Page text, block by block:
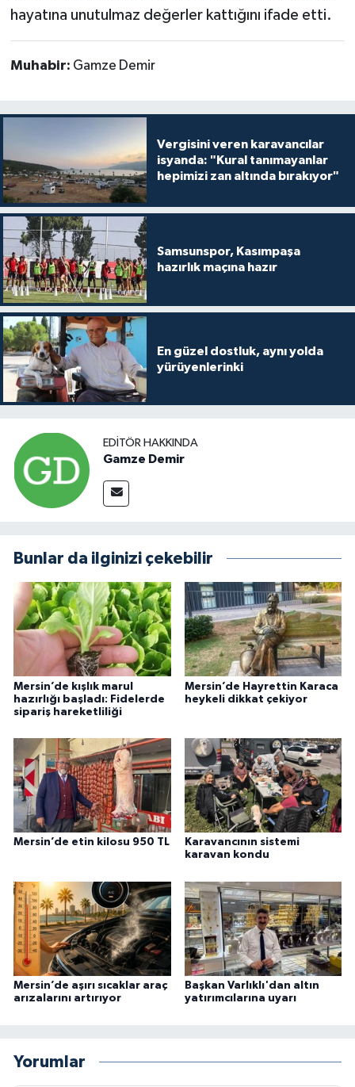
hayatına unutulmaz değerler kattığını ifade etti.
Muhabir: Gamze Demir
Vergisini veren karavancılar
isyanda: "Kural tanımayanlar
hepimizi zan altında bırakıyor"
Samsunspor, Kasımpaşa
hazırlık maçına hazır
En güzel dostluk, aynı yolda
yürüyenlerinki
EDITÖR HAKKINDA
Gamze Demir
Bunlar da ilginizi çekebilir
Mersin’de kışlık marul
hazırlığı başladı: Fidelerde
sipariş hareketliliği
Mersin’de Hayrettin Karaca
heykeli dikkat çekiyor
Mersin’de etin kilosu 950 TL
Karavancının sistemi
karavan kondu
Mersin’de aşırı sıcaklar araç
arızalarını artırıyor
Başkan Varlıklı'dan altın
yatırımcılarına uyarı
Yorumlar